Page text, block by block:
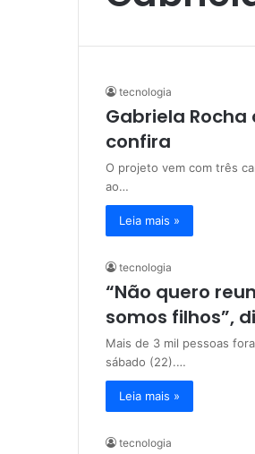
tecnologia
Gabriela
confira
O projeto vem com três
ao…
Leia mais »
tecnologia
“Não quero
somos filhos”,
Mais de 3 mil pessoas
sábado (22).…
Leia mais »
tecnologia